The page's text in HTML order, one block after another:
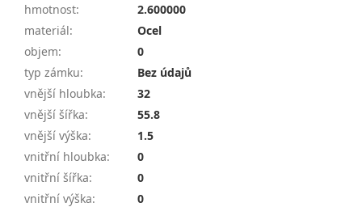
hmotnost:
2.600000
materiál:
Ocel
objem:
0
typ zámku:
Bez údajů
vnější hloubka:
32
vnější šířka:
55.8
vnější výška:
1.5
vnitřní hloubka:
0
vnitřní šířka:
0
vnitřní výška: 0